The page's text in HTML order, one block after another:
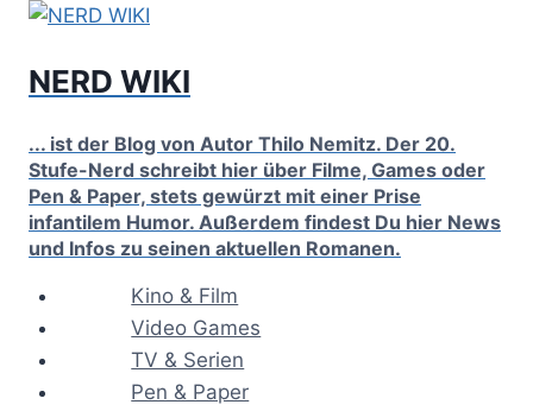
Zum
springen
NERD WIKI
... ist der Blog von Autor Thilo Nemitz. Der 20.
Stufe-Nerd schreibt hier über Filme, Games oder
Pen & Paper, stets gewürzt mit einer Prise
infantilem Humor. Außerdem findest Du hier News
und Infos zu seinen aktuellen Romanen.
Kino & Film
Video Games
TV & Serien
Pen & Paper